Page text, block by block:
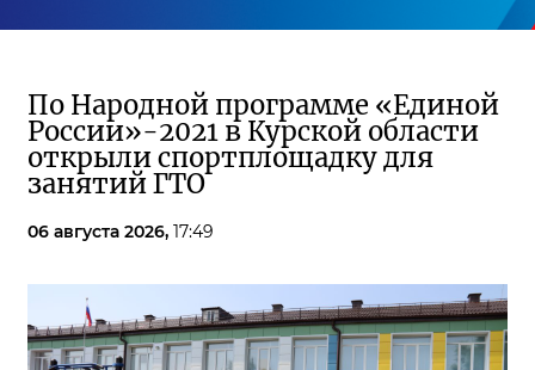
По Народной программе «Единой
России»-2021 в Курской области
открыли спортплощадку для
занятий ГТО
06 августа 2026, 17:49